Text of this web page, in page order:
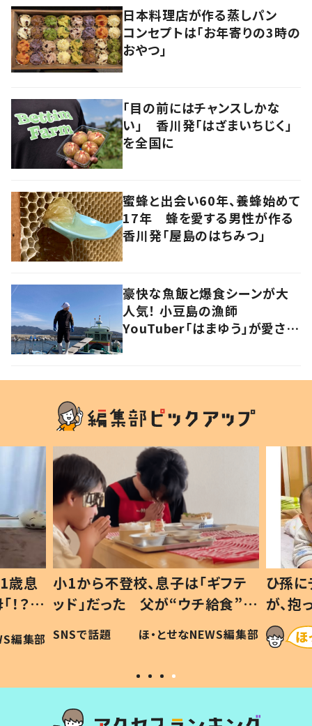
日本料理店が作る蒸しパン
コンセプトは「お年寄りの3時の
おやつ」
「目の前にはチャンスしかな
い」 香川発「はざまいちじく」
を全国に
蜜蜂と出会い60年、養蜂始めて
17年 蜂を愛する男性が作る
香川発「屋島のはちみつ」
豪快な魚飯と爆食シーンが大
人気！ 小豆島の漁師
YouTuber「はまゆう」が愛され
歳息
？」
編集部
小1から不登校、息子は「ギフテ
ッド」だった 父が“ウチ給食”を
作り続ける理由とは #令和の親
#令和の子
SNSで話題 ほ・とせなNEWS編集部
ひ孫
が、
「涙が
い」